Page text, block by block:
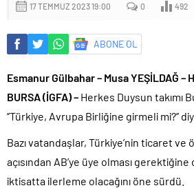
17 TEMMUZ 2023 19:00 0 492
ABONE OL
Esmanur Gülbahar – Musa YEŞİLDAĞ –
BURSA (İGFA) – Herkes Duysun takımı
‘’Türkiye, Avrupa Birliğine girmeli mi?’’
Bazı vatandaşlar, Türkiye’nin ticaret ve
açısından AB’ye üye olması
iktisatta ilerleme olacağını öne sürdü.